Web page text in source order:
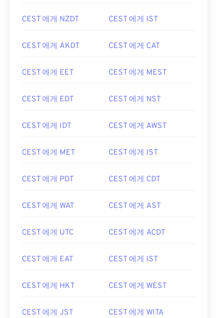
CEST 에게 NZDT CEST 에게 IST
CEST 에게 AKDT CEST 에게 CAT
CEST 에게 EET CEST 에게 MEST
CEST 에게 EDT CEST 에게 NST
CEST 에게 IDT CEST 에게 AWST
CEST 에게 MET CEST 에게 IST
CEST 에게 PDT CEST 에게 CDT
CEST 에게 WAT CEST 에게 AST
CEST 에게 UTC CEST 에게 ACDT
CEST 에게 EAT CEST 에게 IST
CEST 에게 HKT CEST 에게 WEST
CEST 에게 JST CEST 에게 WITA